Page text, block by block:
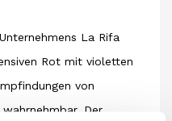
La Rifa
Rot mit violetten
von
Der